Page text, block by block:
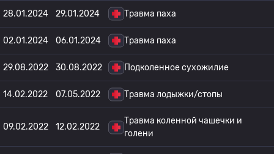
28.01.2024 29.01.2024 Травма паха
02.01.2024 06.01.2024 Травма паха
29.08.2022 30.08.2022 Подколенное сухожилие
14.02.2022 07.05.2022 Травма лодыжки/стопы
09.02.2022 12.02.2022
Травма коленной чашечки и
голени